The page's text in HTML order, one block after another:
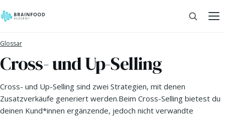
Glossar
Cross- und Up-Selling
Cross- und Up-Selling sind zwei Strategien, mit denen
Zusatzverkäufe generiert werden.Beim Cross-Selling bietest du
deinen Kund*innen ergänzende, jedoch nicht verwandte